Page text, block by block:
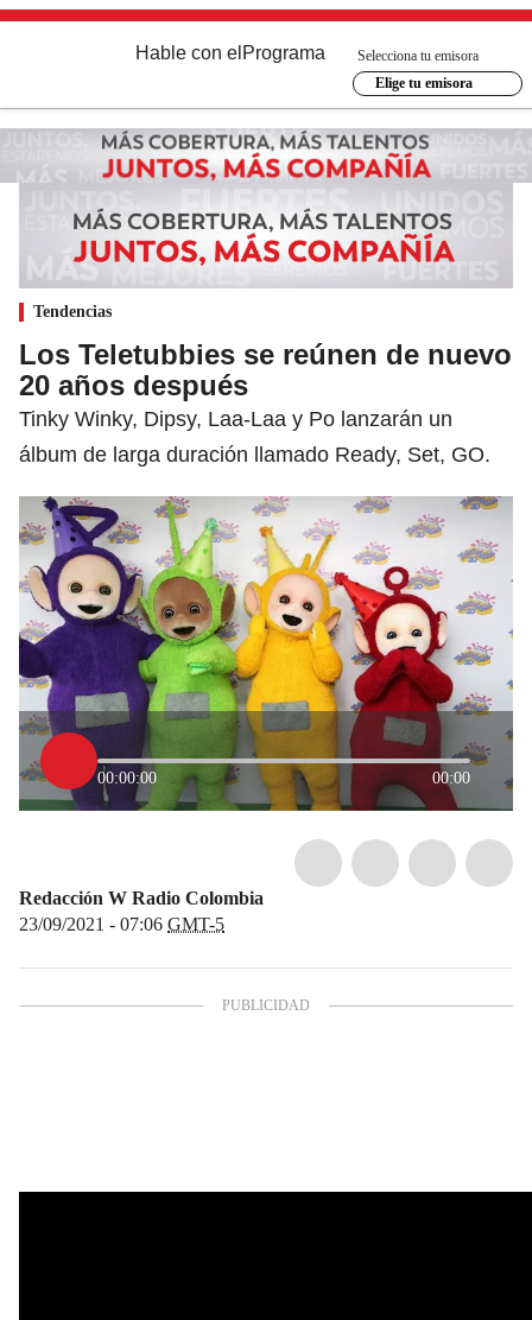
Hable con el Programa
Selecciona tu emisora
Elige tu emisora
Tendencias
Los Teletubbies se reúnen de nuevo
20 años después
Tinky Winky, Dipsy, Laa-Laa y Po lanzarán un
álbum de larga duración llamado Ready, Set, GO.
00:00:00 00:00
Redacción W Radio Colombia
23/09/2021 - 07:06 GMT-5